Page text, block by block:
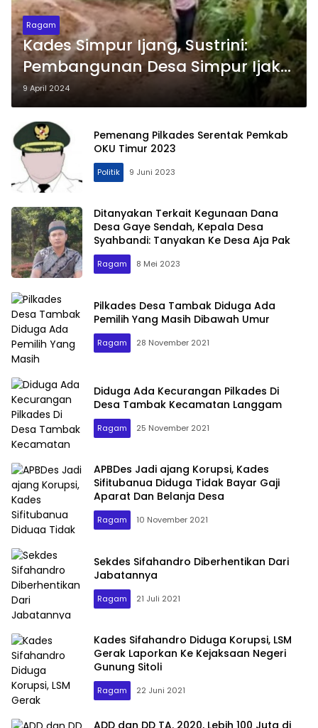
Ragam
Kades Simpur Ijang, Sustrini:
Pembangunan Desa Simpur Ijak
Prioritas
9 April 2024
Pemenang Pilkades Serentak Pemkab
OKU Timur 2023
Politik 9 Juni 2023
Ditanyakan Terkait Kegunaan Dana
Desa Gaye Sendah, Kepala Desa
Syahbandi: Tanyakan Ke Desa Aja Pak
Ragam 8 Mei 2023
Pilkades Desa Tambak Diduga Ada
Pemilih Yang Masih Dibawah Umur
Ragam 28 November 2021
Diduga Ada Kecurangan Pilkades Di
Desa Tambak Kecamatan Langgam
Ragam 25 November 2021
APBDes Jadi ajang Korupsi, Kades
Sifitubanua Diduga Tidak Bayar Gaji
Aparat Dan Belanja Desa
Ragam 10 November 2021
Sekdes Sifahandro Diberhentikan Dari
Jabatannya
Ragam 21 Juli 2021
Kades Sifahandro Diduga Korupsi, LSM
Gerak Laporkan Ke Kejaksaan Negeri
Gunung Sitoli
Ragam 22 Juni 2021